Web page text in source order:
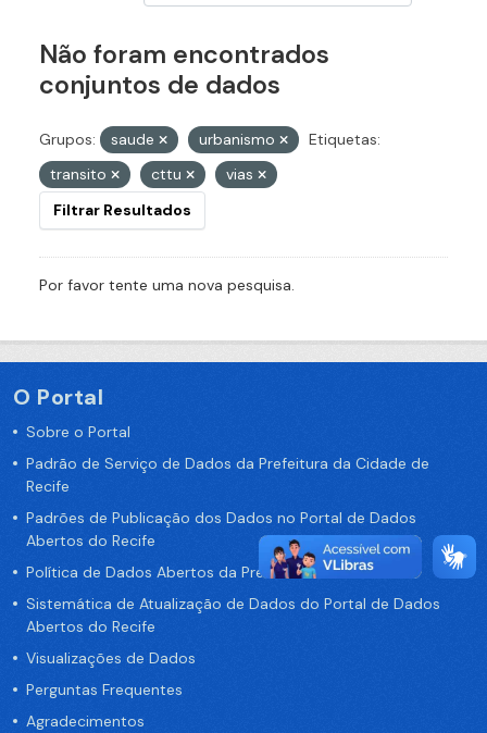
Não foram encontrados
conjuntos de dados
Grupos: saude urbanismo
Etiquetas:
transito
cttu
vias
Filtrar Resultados
Por favor tente uma nova pesquisa.
O Portal
Sobre o Portal
Padrão de Serviço de Dados da Prefeitura da Cidade de
Recife
Padrões de Publicação dos Dados no Portal de Dados
Abertos do Recife
Política de Dados Abertos da Prefeitura do Recife
Sistemática de Atualização de Dados do Portal de Dados
Abertos do Recife
Visualizações de Dados
Perguntas Frequentes
Agradecimentos